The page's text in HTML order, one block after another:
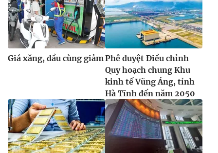
Giá xăng, dầu cùng giảm Phê duyệt Điều chỉnh
Quy hoạch chung Khu
kinh tế Vũng Áng, tỉnh
Hà Tĩnh đến năm 2050